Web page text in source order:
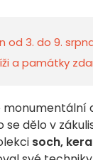
od 3. do 9.
a památky
se dělo v
soch,